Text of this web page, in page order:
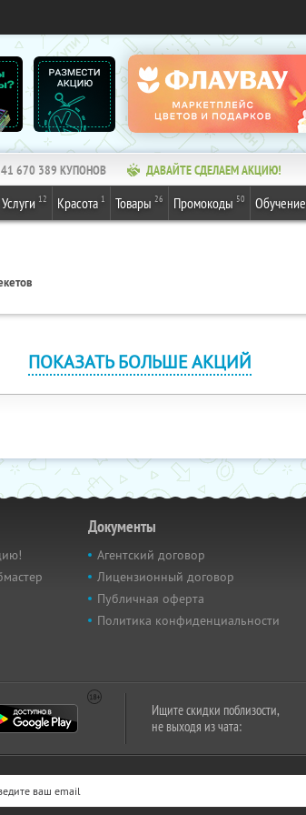
670 392 КУПОНОВ ДАВАЙТЕ СДЕЛАЕМ АКЦИЮ!
Услуги 12 Красота 1 Товары 26 Промокоды 50 Обучение
ПОКАЗАТЬ БОЛЬШЕ АКЦИЙ
Документы
Агентский договор
Лицензионный договор
Публичная оферта
Политика конфиденциальности
Ищите скидки поблизости,
не выходя из чата: